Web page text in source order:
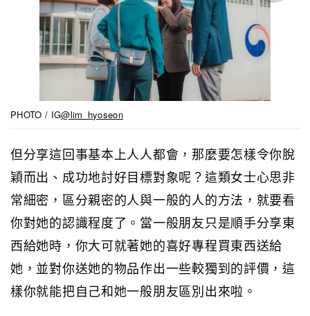
PHOTO / IG@lim_hyoseon
但分享這回事基本上人人都會，那麼要怎樣令你脫
穎而出、成功地討好目標對象呢？這類女士心思非
常細密，區分親密的人與一般的人的方法，就要看
你對她的認識程度了。當一般朋友只是順手分享東
西給她時，你大可就著她的喜好專程買東西送給
她，並對你送她的物品作出一些較獨到的評價，這
樣你就能把自己和她一般朋友區別出來啦。